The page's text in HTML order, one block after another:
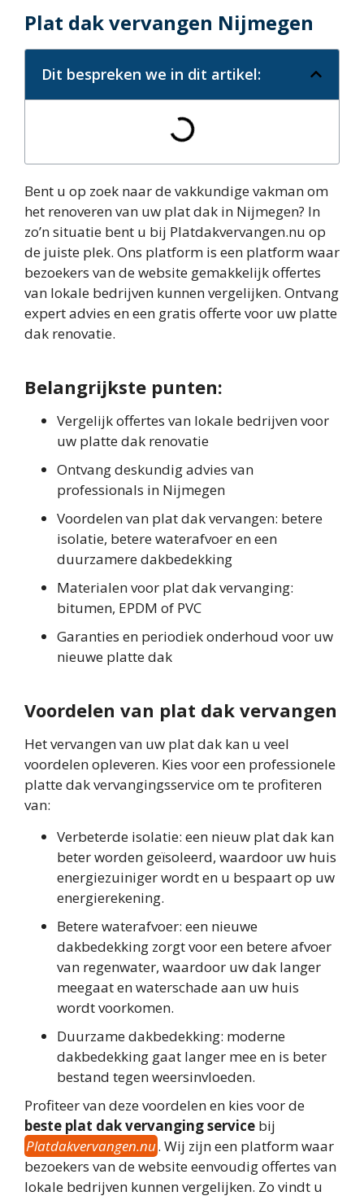
Plat dak vervangen Nijmegen
Dit bespreken we in dit artikel:
Bent u op zoek naar de vakkundige vakman om
het renoveren van uw plat dak in Nijmegen? In
zo’n situatie bent u bij Platdakvervangen.nu op
de juiste plek. Ons platform is een platform waar
bezoekers van de website gemakkelijk offertes
van lokale bedrijven kunnen vergelijken. Ontvang
expert advies en een gratis offerte voor uw platte
dak renovatie.
Belangrijkste punten:
Vergelijk offertes van lokale bedrijven voor
uw platte dak renovatie
Ontvang deskundig advies van
professionals in Nijmegen
Voordelen van plat dak vervangen: betere
isolatie, betere waterafvoer en een
duurzamere dakbedekking
Materialen voor plat dak vervanging:
bitumen, EPDM of PVC
Garanties en periodiek onderhoud voor uw
nieuwe platte dak
Voordelen van plat dak vervangen
Het vervangen van uw plat dak kan u veel
voordelen opleveren. Kies voor een professionele
platte dak vervangingsservice om te profiteren
van:
Verbeterde isolatie: een nieuw plat dak kan
beter worden geïsoleerd, waardoor uw huis
energiezuiniger wordt en u bespaart op uw
energierekening.
Betere waterafvoer: een nieuwe
dakbedekking zorgt voor een betere afvoer
van regenwater, waardoor uw dak langer
meegaat en waterschade aan uw huis
wordt voorkomen.
Duurzame dakbedekking: moderne
dakbedekking gaat langer mee en is beter
bestand tegen weersinvloeden.
Profiteer van deze voordelen en kies voor de
beste plat dak vervanging service bij
Platdakvervangen.nu. Wij zijn een platform waar
bezoekers van de website eenvoudig offertes van
lokale bedrijven kunnen vergelijken. Zo vindt u